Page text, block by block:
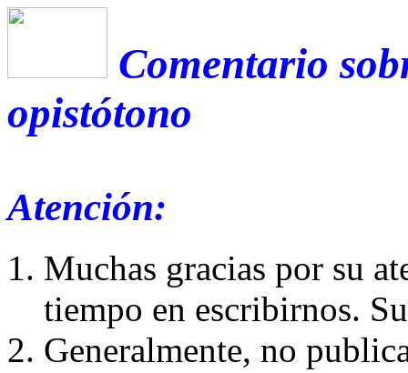
Comentario
opistótono
Atención:
Muchas gracias por su
tiempo en escribirnos.
Generalmente, no